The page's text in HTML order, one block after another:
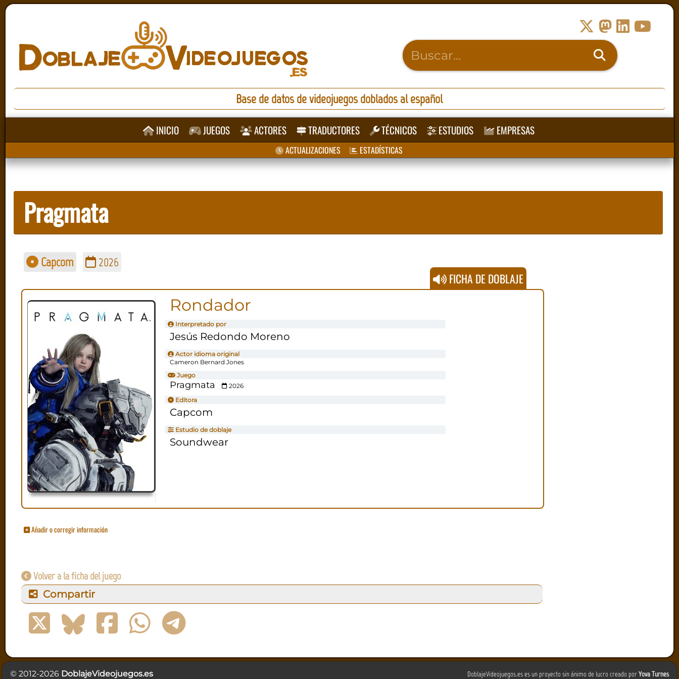
Base de datos de videojuegos doblados al español
INICIO JUEGOS ACTORES TRADUCTORES TÉCNICOS ESTUDIOS EMPRESAS
ACTUALIZACIONES ESTADÍSTICAS
Pragmata
Capcom 2026
FICHA DE DOBLAJE
Rondador
Interpretado por
Jesús Redondo Moreno
Actor idioma original
Cameron Bernard Jones
Juego
Pragmata
2026
Editora
Capcom
Estudio de doblaje
Soundwear
Añadir o corregir información
Volver a la ficha del juego
Compartir
DoblajeVideojuegos.es es un proyecto sin ánimo de lucro creado porYova Turnes
© 2012-2026 DoblajeVideojuegos.es